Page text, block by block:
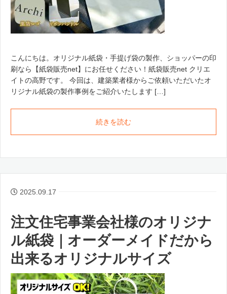
こんにちは。オリジナル紙袋・手提げ袋の製作、ショッパーの印
刷なら【紙袋販売net】にお任せください！紙袋販売net クリエ
イトの高野です。 今回は、建築業者様からご依頼いただいたオ
リジナル紙袋の製作事例をご紹介いたします […]
続きを読む
2025.09.17
注文住宅事業会社様のオリジナ
ル紙袋｜オーダーメイドだから
出来るオリジナルサイズ